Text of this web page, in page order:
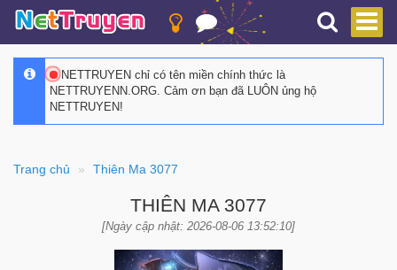
NETTRUYEN chỉ có tên miền chính thức là
NETTRUYENN.ORG. Cảm ơn bạn đã LUÔN ủng hộ
NETTRUYEN!
Trang chủ Thiên Ma 3077
THIÊN MA 3077
[Ngày cập nhật: 2026-08-06 13:52:10]